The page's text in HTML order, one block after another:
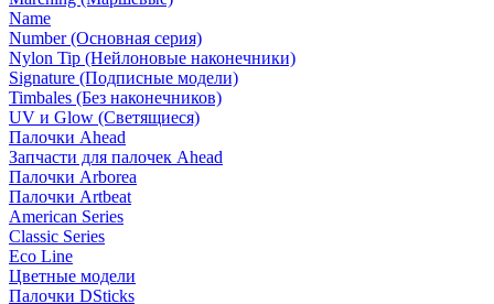
Name
Number (Основная серия)
Nylon Tip (Нейлоновые наконечники)
Signature (Подписные модели)
Timbales (Без наконечников)
UV и Glow (Светящиеся)
Палочки Ahead
Запчасти для палочек Ahead
Палочки Arborea
Палочки Artbeat
American Series
Classic Series
Eco Line
Цветные модели
Палочки DSticks